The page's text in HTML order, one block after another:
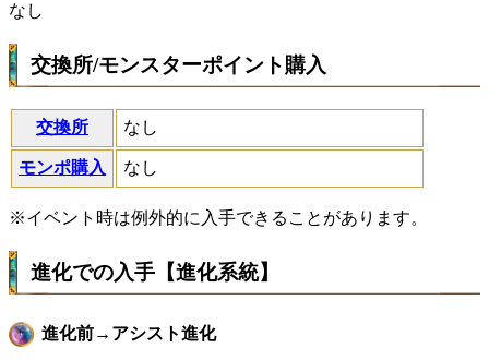
なし
交換所/モンスターポイント購入
交換所 なし
モンポ購入 なし
※イベント時は例外的に入手できることがあります。
進化での入手【進化系統】
進化前→アシスト進化